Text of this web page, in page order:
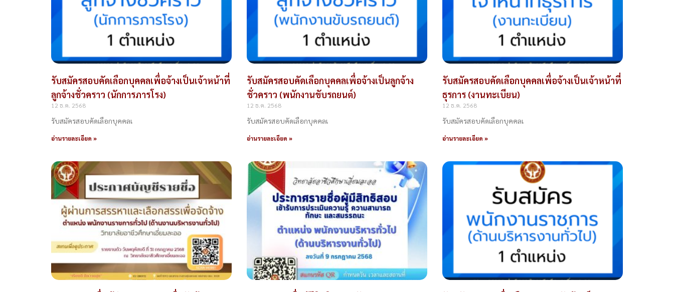
รับสมัครสอบคัดเลือกบุคคลเพื่อจ้างเป็นเจ้าหน้าที่
ลูกจ้างชั่วคราว (นักการภารโรง)
12 ธ.ค. 2568
รับสมัครสอบคัดเลือกบุคคลเ
อ่านรายละเอียด »
รับสมัครสอบคัดเลือกบุคคลเพื่อจ้างเป็นลูกจ้าง
ชั่วคราว (พนักงานขับรถยนต์)
12 ธ.ค. 2568
รับสมัครสอบคัดเลือกบุคคลเ
อ่านรายละเอียด »
รับสมัครสอบคัดเลือกบุคคลเพื่อจ้างเป็นเจ้าหน้าที่
ธุรการ (งานทะเบียน)
12 ธ.ค. 2568
รับสมัครสอบคัดเลือกบุคคลเ
อ่านรายละเอียด »